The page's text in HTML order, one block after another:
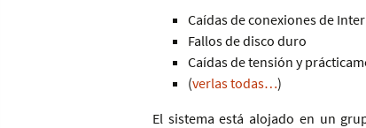
Caídas de conexiones de
Fallos de disco duro
Caídas de tensión y
(verlas todas…)
El sistema está alojado en un